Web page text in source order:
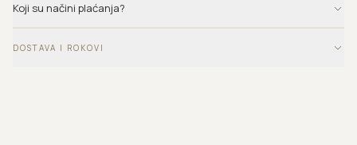
Koji su načini plaćanja?
DOSTAVA I ROKOVI